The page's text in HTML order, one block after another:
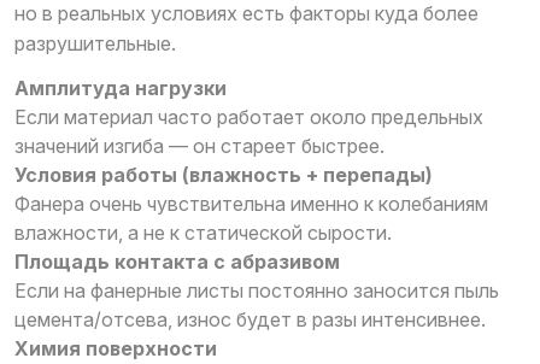
но в реальных условиях есть факторы куда более
разрушительные.
Амплитуда нагрузки
Если материал часто работает около предельных
значений изгиба — он стареет быстрее.
Условия работы (влажность + перепады)
Фанера очень чувствительна именно к колебаниям
влажности, а не к статической сырости.
Площадь контакта с абразивом
Если на фанерные листы постоянно заносится пыль
цемента/отсева, износ будет в разы интенсивнее.
Химия поверхности